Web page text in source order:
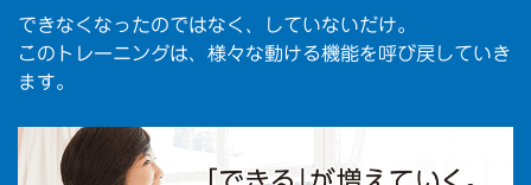
できなくなったのではなく、していないだけ。
このトレーニングは、様々な動ける機能を呼び戻していき
ます。